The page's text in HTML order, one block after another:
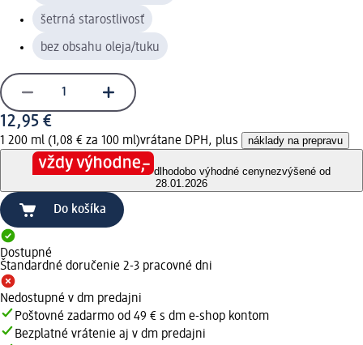
šetrná starostlivosť
bez obsahu oleja/tuku
12,95 €
1 200 ml (1,08 € za 100 ml)vrátane DPH, plus náklady na prepravu
dlhodobo výhodné cenynezvýšené od
28.01.2026
Do košíka
Dostupné
Štandardné doručenie 2-3 pracovné dni
Nedostupné v dm predajni
Poštovné zadarmo od 49 € s dm e-shop kontom
Bezplatné vrátenie aj v dm predajni